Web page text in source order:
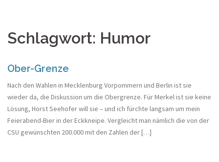
Schlagwort: Humor
Ober-Grenze
Nach den Wahlen in Mecklenburg Vorpommern und Berlin ist sie
wieder da, die Diskussion um die Obergrenze. Für Merkel ist sie keine
Lösung, Horst Seehofer will sie – und ich fürchte langsam um mein
Feierabend-Bier in der Eckkneipe. Vergleicht man nämlich die von der
CSU gewünschten 200.000 mit den Zahlen der […]